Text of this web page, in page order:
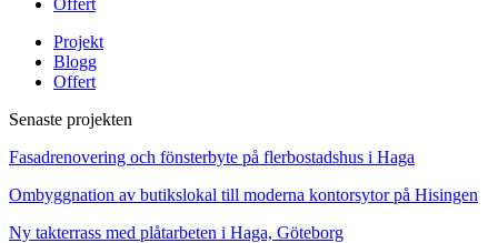
Offert
Projekt
Blogg
Offert
Senaste projekten
Fasadrenovering och fönsterbyte på flerbostadshus i Haga
Ombyggnation av butikslokal till moderna kontorsytor på Hisingen
Ny takterrass med plåtarbeten i Haga, Göteborg